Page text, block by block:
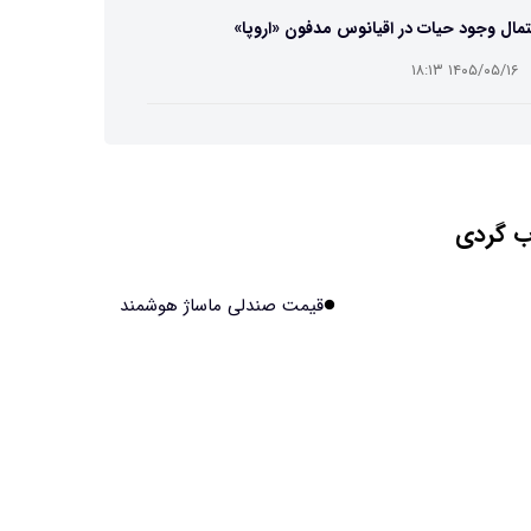
وجود حیات در اقیانوس مدفون «اروپا»
۱۴۰۵/۰۵/۱۶ ۱۸:۱۳
گردی
قیمت صندلی ماساژ هوشمند